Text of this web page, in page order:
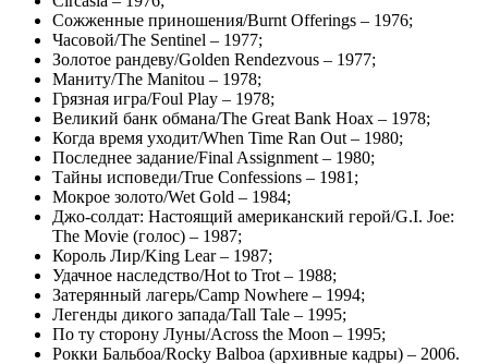
Сожженные приношения/Burnt Offerings – 1976;
Часовой/The Sentinel – 1977;
Золотое рандеву/Golden Rendezvous – 1977;
Маниту/The Manitou – 1978;
Грязная игра/Foul Play – 1978;
Великий банк обмана/The Great Bank Hoax – 1978;
Когда время уходит/When Time Ran Out – 1980;
Последнее задание/Final Assignment – 1980;
Тайны исповеди/True Confessions – 1981;
Мокрое золото/Wet Gold – 1984;
Джо-солдат: Настоящий американский герой/G.I. Joe:
The Movie (голос) – 1987;
Король Лир/King Lear – 1987;
Удачное наследство/Hot to Trot – 1988;
Затерянный лагерь/Camp Nowhere – 1994;
Легенды дикого запада/Tall Tale – 1995;
По ту сторону Луны/Across the Moon – 1995;
Рокки Бальбоа/Rocky Balboa (архивные кадры) – 2006.